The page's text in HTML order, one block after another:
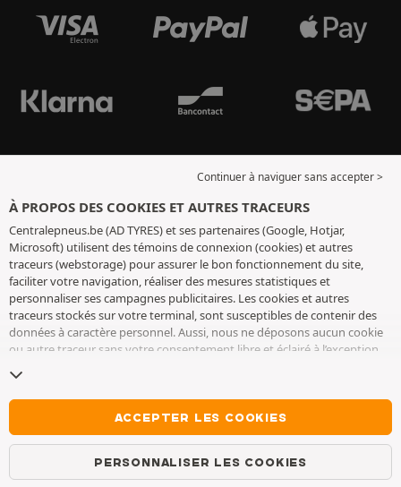
Continuer à naviguer sans accepter >
À PROPOS DES COOKIES ET AUTRES TRACEURS
Centralepneus.be (AD TYRES) et ses partenaires (Google, Hotjar,
Microsoft) utilisent des témoins de connexion (cookies) et autres
traceurs (webstorage) pour assurer le bon fonctionnement du site,
faciliter votre navigation, réaliser des mesures statistiques et
personnaliser ses campagnes publicitaires. Les cookies et autres
traceurs stockés sur votre terminal, sont susceptibles de contenir des
données à caractère personnel. Aussi, nous ne déposons aucun cookie
ou autre traceur sans votre consentement libre et éclairé à l’exception
conservons votre choix pendant 6 mois. Vous pouvez retirer votre
consentement à tout moment en vous rendant sur lapage cookies et
. Vous pouvez choisir de continuer à naviguer sans
accepter le dépôt de cookies ou autres traceurs. Le refus ne fait pas
obstacle à l’accès aux services AD TYRES. Pour plus d’informations, nous
vous invitons à consulterla page cookies et autres traceurs
ACCEPTER LES COOKIES
PERSONNALISER LES COOKIES